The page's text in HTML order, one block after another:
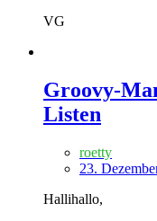
VG
Groovy-
Listen
roetty
23.
Hallihallo,